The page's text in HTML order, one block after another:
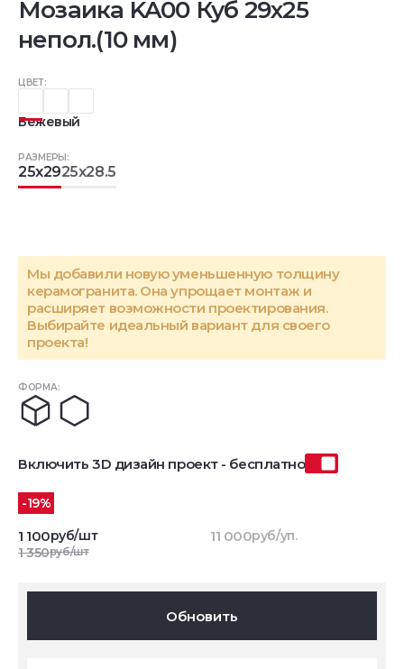
Мозаика KA00 Куб 29x25
непол.(10 мм)
ЦВЕТ:
Бежевый
ФОРМА:
РАЗМЕРЫ:
25x2925x28.5
Мы добавили новую уменьшенную толщину
керамогранита. Она упрощает монтаж и
расширяет возможности проектирования.
Выбирайте идеальный вариант для своего
проекта!
Включить 3D дизайн проект - бесплатно
-19%
1 100руб/шт
1 350руб/шт
11 000руб/уп.
Обновить